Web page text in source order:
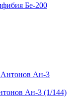
Бе-200
Ан-3 (1/144)